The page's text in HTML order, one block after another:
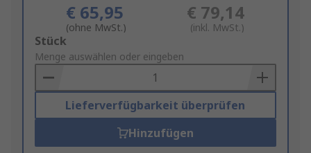
€ 65,95
(ohne MwSt.)
€ 79,14
(inkl. MwSt.)
Add
to
Basket
Stück
Menge auswählen oder eingeben
Lieferverfügbarkeit überprüfen
Hinzufügen